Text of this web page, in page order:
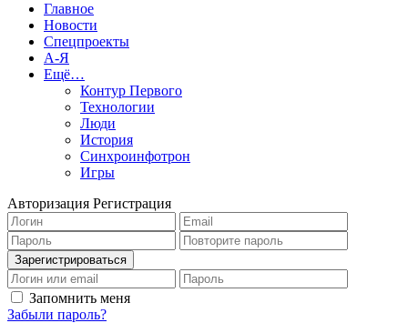
Главное
Новости
Спецпроекты
А-Я
Ещё…
Контур Первого
Технологии
Люди
История
Синхроинфотрон
Игры
Авторизация Регистрация
Запомнить меня
Забыли пароль?